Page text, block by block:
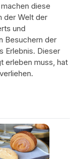
diese
der Welt der
und
Besuchern der
Erlebnis. Dieser
erleben muss, hat